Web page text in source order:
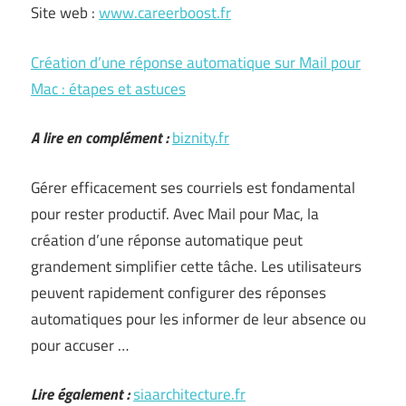
Site web :www.careerboost.fr
Création d’une réponse automatique sur Mail pour
Mac : étapes et astuces
A lire en complément :biznity.fr
Gérer efficacement ses courriels est fondamental
pour rester productif. Avec Mail pour Mac, la
création d’une réponse automatique peut
grandement simplifier cette tâche. Les utilisateurs
peuvent rapidement configurer des réponses
automatiques pour les informer de leur absence ou
pour accuser …
Lire également :siaarchitecture.fr